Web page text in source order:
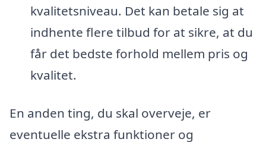
kvalitetsniveau. Det kan betale sig at
indhente flere tilbud for at sikre, at du
får det bedste forhold mellem pris og
kvalitet.
En anden ting, du skal overveje, er
eventuelle ekstra funktioner og